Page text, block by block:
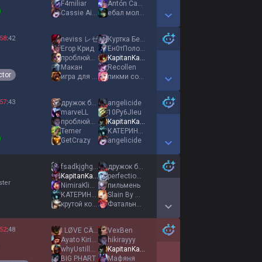
F4miliar
Cassie Ainsworth
Antón Castillo
eбaл мoлчa
Show More Detail Games
58:42
neviss レゼ
Егор Крид
проблюйся кровью
Макан
игра для бомжей
Куртка Бейна
Ен0тПолосКун
KapitanKakao
Recollen
пикми сосалка
Show More Detail Games
57:43
дружок барбоскин
marveLL
проблюйся кровью
Temer
GetCrazy
angelicide
10Py6JIeu
KapitanKakao
КАТЕРИНА ПЕТРОВА
angеlicide
Show More Detail Games
fsadkjghghjk
KapitanKakao
NimiraKlieаm
КАТЕРИНА ПЕТРОВА
крутой комп 3
дружок барбоскин
perfectionist
пильмень
Slain By Queen
Фатальная Ошибка
Show More Detail Games
52:48
I LØVE CÄT TIŚHА
Ayato Kirishima
whyUstillcvre
BIG PHART
VexBen
hikirayyy
KapitanKakao
Мафяня